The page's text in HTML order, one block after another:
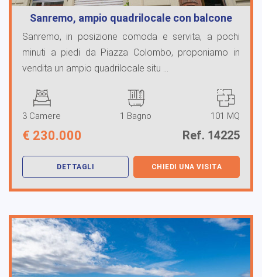
Sanremo, ampio quadrilocale con balcone
Sanremo, in posizione comoda e servita, a pochi
minuti a piedi da Piazza Colombo, proponiamo in
vendita un ampio quadrilocale situ ...
3 Camere 1 Bagno 101 MQ
€ 230.000 Ref. 14225
DETTAGLI CHIEDI UNA VISITA